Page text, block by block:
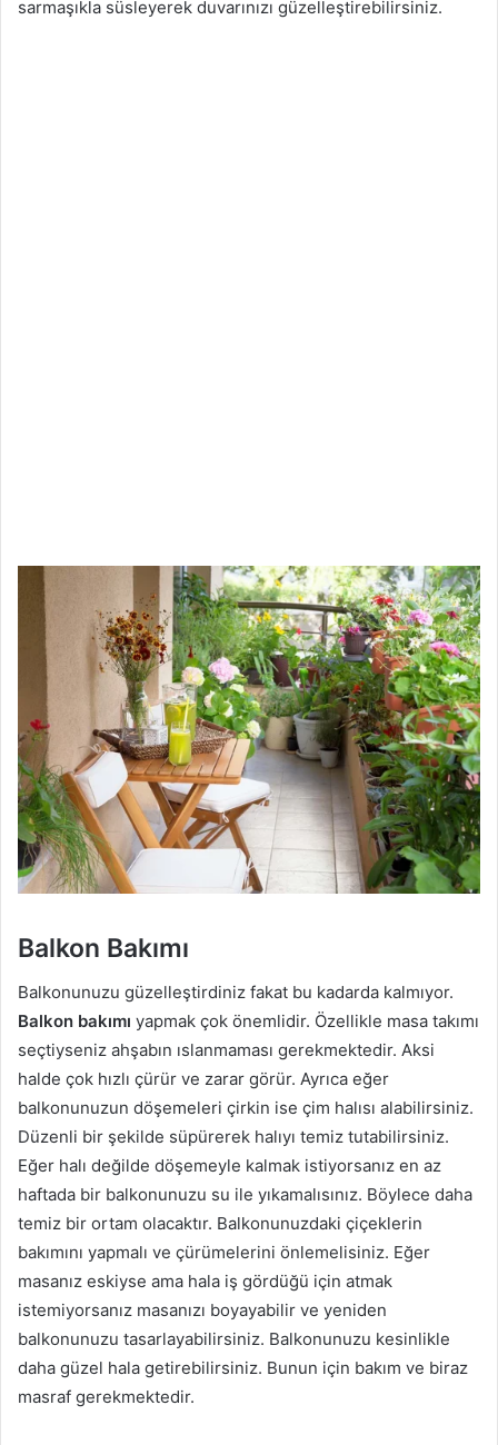
sarmaşıkla süsleyerek duvarınızı güzelleştirebilirsiniz.
Balkon Bakımı
Balkonunuzu güzelleştirdiniz fakat bu kadarda kalmıyor.
Balkon bakımı yapmak çok önemlidir. Özellikle masa takımı
seçtiyseniz ahşabın ıslanmaması gerekmektedir. Aksi
halde çok hızlı çürür ve zarar görür. Ayrıca eğer
balkonunuzun döşemeleri çirkin ise çim halısı alabilirsiniz.
Düzenli bir şekilde süpürerek halıyı temiz tutabilirsiniz.
Eğer halı değilde döşemeyle kalmak istiyorsanız en az
haftada bir balkonunuzu su ile yıkamalısınız. Böylece daha
temiz bir ortam olacaktır. Balkonunuzdaki çiçeklerin
bakımını yapmalı ve çürümelerini önlemelisiniz. Eğer
masanız eskiyse ama hala iş gördüğü için atmak
istemiyorsanız masanızı boyayabilir ve yeniden
balkonunuzu tasarlayabilirsiniz. Balkonunuzu kesinlikle
daha güzel hala getirebilirsiniz. Bunun için bakım ve biraz
masraf gerekmektedir.